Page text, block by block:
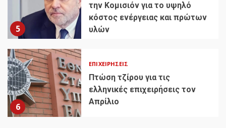
5
την Κομισιόν για το υψηλό
κόστος ενέργειας και πρώτων
υλών
6
ΕΠΙΧΕΙΡΉΣΕΙΣ
Πτώση τζίρου για τις
ελληνικές επιχειρήσεις τον
Απρίλιο